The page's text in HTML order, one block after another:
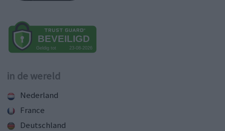
in de wereld
Nederland
France
Deutschland